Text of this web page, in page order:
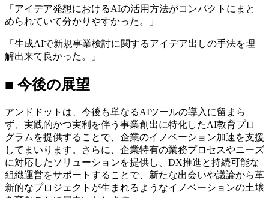
「アイデア発想におけるAIの活用方法がコンパクトにまと
められていて分かりやすかった。」
「生成AIで新規事業検討に関するアイデア出しの手法を理
解出来て良かった。」
■ 今後の展望
アンドドットは、今後も単なるAIツールの導入に留まら
ず、実践的かつ実利を伴う事業創出に特化したAI教育プロ
グラムを提供することで、企業のイノベーション加速を支援
してまいります。さらに、企業特有の業務プロセスやニーズ
に対応したソリューションを提供し、DX推進と持続可能な
組織運営をサポートすることで、新たな出会いや議論から革
新的なプロジェクトが生まれるようなイノベーションの土壌